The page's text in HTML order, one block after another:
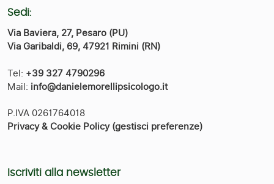
Sedi:
Via Baviera, 27, Pesaro (PU)
Via Garibaldi, 69, 47921 Rimini (RN)
Tel: +39 327 4790296
Mail: info@danielemorellipsicologo.it
P.IVA 0261764018
Privacy & Cookie Policy (gestisci preferenze)
Iscriviti alla newsletter